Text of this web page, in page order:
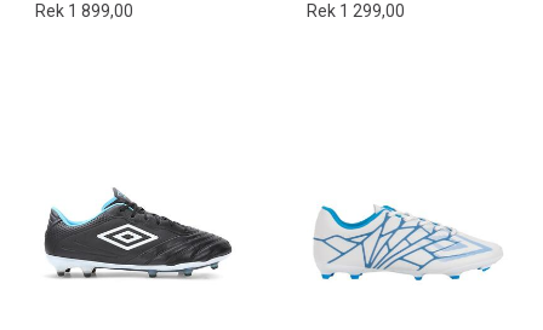
Rek 1 899,00 Rek 1 299,00